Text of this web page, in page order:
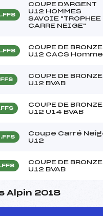
COUPE D'ARGENT
U12 HOMMES
SAVOIE "TROPHEE
CARRE NEIGE"
COUPE DE BRONZE
U12 CACS Homme
COUPE DE BRONZE
U12 BVAB
COUPE DE BRONZE
U12 U14 BVAB
Coupe Carré
U12
COUPE DE BRONZE
U12 BVAB
Alpin 2018